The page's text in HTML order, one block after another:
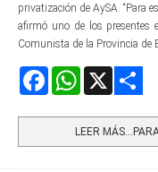
privatización de AySA. “Para
afirmó uno de los presentes
Comunista de la Provincia de
FacebookWhatsApp
LEER